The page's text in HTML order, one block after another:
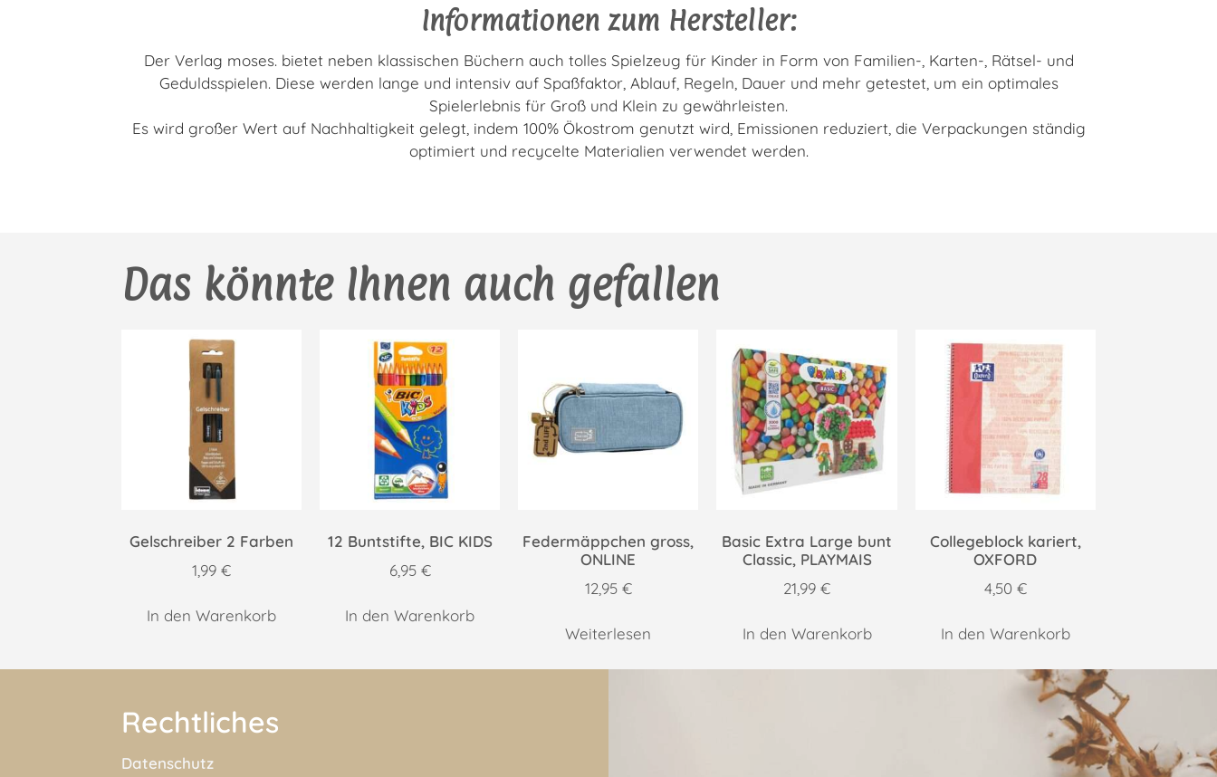
Informationen zum Hersteller:
Der Verlag moses. bietet neben klassischen Büchern auch tolles Spielzeug für Kinder in Form von Familien-, Karten-, Rätsel- und
Geduldsspielen. Diese werden lange und intensiv auf Spaßfaktor, Ablauf, Regeln, Dauer und mehr getestet, um ein optimales
Spielerlebnis für Groß und Klein zu gewährleisten.
Es wird großer Wert auf Nachhaltigkeit gelegt, indem 100% Ökostrom genutzt wird, Emissionen reduziert, die Verpackungen ständig
optimiert und recycelte Materialien verwendet werden.
Das könnte Ihnen auch gefallen
Gelschreiber 2 Farben
1,99€
In den Warenkorb
12 Buntstifte, BIC KIDS
6,95 €
In den Warenkorb
Federmäppchen gross,
ONLINE
12,95 €
Weiterlesen
Basic Extra Large bunt
Classic, PLAYMAIS
21,99 €
In den Warenkorb
Collegeblock kariert,
OXFORD
4,50 €
In den Warenkorb
Rechtliches
Datenschutz